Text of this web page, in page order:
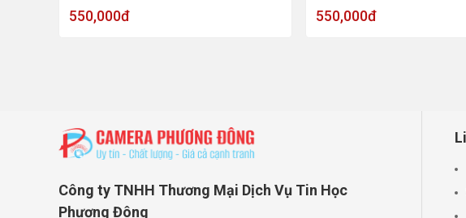
1080P, CÓ MÀU BAN ĐÊM - HÀNG
CHÍNH HÃNG
550,000đ
MEGAPIXEL, MÀU SẮC
CHÍNH HÃNG
550,000đ
Công ty TNHH Thương Mại Dịch Vụ Tin Học
Phương Đông